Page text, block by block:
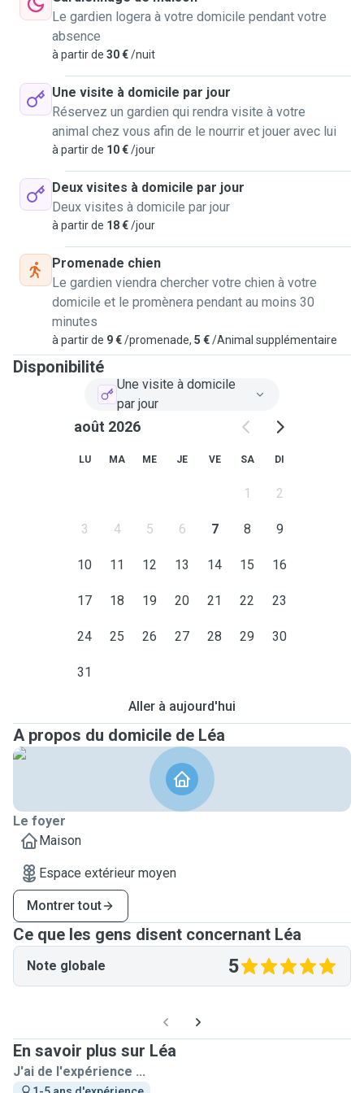
donc je suis habituée avec ces magnifiques bêtes.
Je vous garantis que je prendrai soin de vos bêtes comme
des miens ! Au plaisir de vous rencontrer et d'échanger. 😊
Le gardien logera à votre domicile pendant votre
absence
à partir de 30 €/nuit
Une visite à domicile par jour
Réservez un gardien qui rendra visite à votre
animal chez vous afin de le nourrir et jouer avec lui
à partir de 10 €/jour
Deux visites à domicile par jour
Deux visites à domicile par jour
à partir de 18 €/jour
Promenade chien
Le gardien viendra chercher votre chien à votre
domicile et le promènera pendant au moins 30
minutes
à partir de 9 €/promenade, 5 €/Animal supplémentaire
Disponibilité
Une visite à domicile
par jour
août 2026
LU MA ME JE VE SA DI
1 2
3 4 5 6 7 8 9
10 11 12 13 14 15 16
17 18 19 20 21 22 23
24 25 26 27 28 29 30
31
Aller à aujourd'hui
A propos du domicile de Léa
Le foyer
Maison
Espace extérieur moyen
Montrer tout
Ce que les gens disent concernant Léa
Note globale 5
En savoir plus sur Léa
J'ai de l'expérience ...